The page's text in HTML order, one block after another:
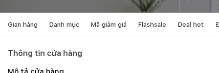
Gian hàng Danh mục Mã giảm giá Flashsale Deal hot
Thông tin cửa hàng